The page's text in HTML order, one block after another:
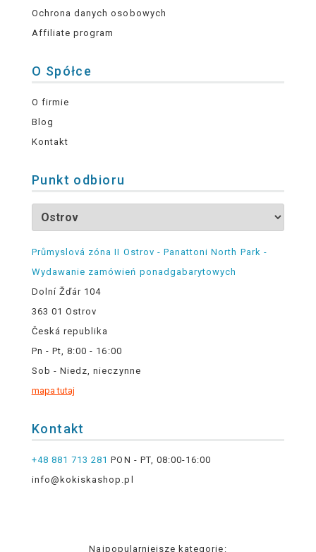
Ochrona danych osobowych
Affiliate program
O Spółce
O firmie
Blog
Kontakt
Punkt odbioru
Průmyslová zóna II Ostrov - Panattoni North Park -
Wydawanie zamówień ponadgabarytowych
Dolní Žďár 104
363 01 Ostrov
Česká republika
Pn - Pt, 8:00 - 16:00
Sob - Niedz, nieczynne
mapa tutaj
Kontakt
+48 881 713 281 PON - PT, 08:00-16:00
info@kokiskashop.pl
Najpopularniejsze kategorie: